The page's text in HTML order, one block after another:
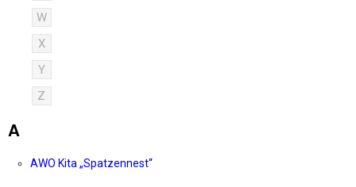
W
X
Y
Z
A
AWO Kita „Spatzennest“